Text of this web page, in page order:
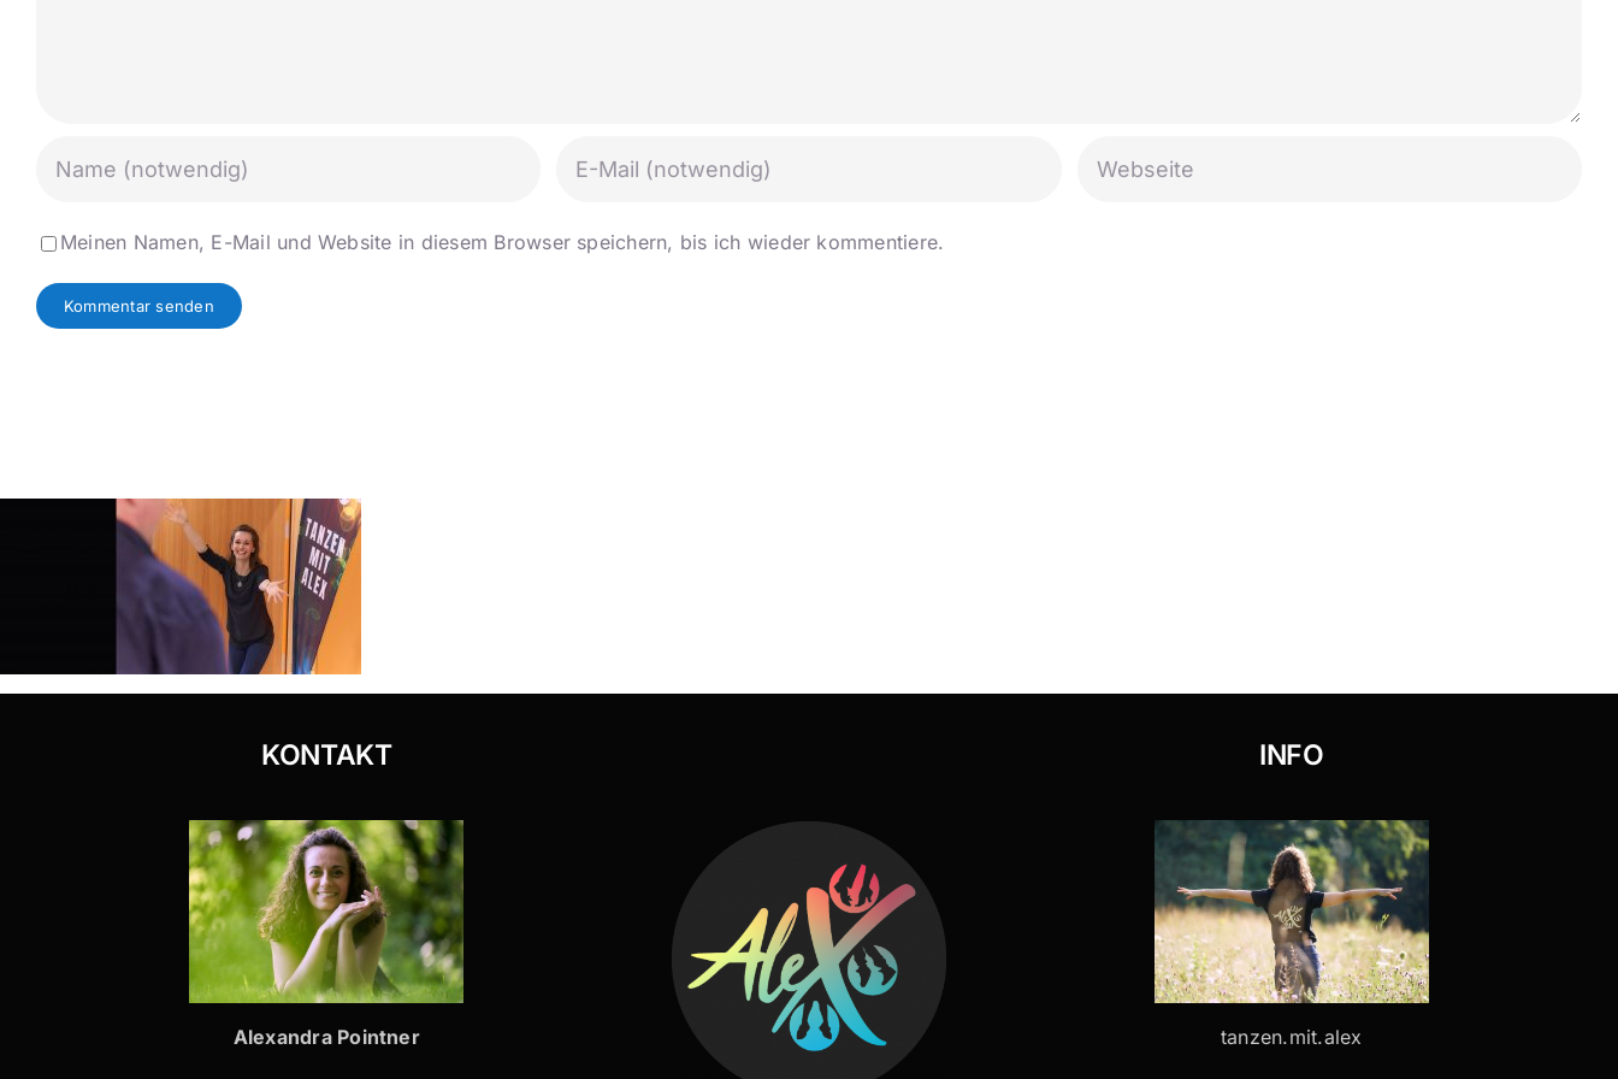
Meinen Namen, E-Mail und Website in diesem Browser speichern, bis ich wieder kommentiere.
KONTAKT
Alexandra Pointner
INFO
tanzen.mit.alex